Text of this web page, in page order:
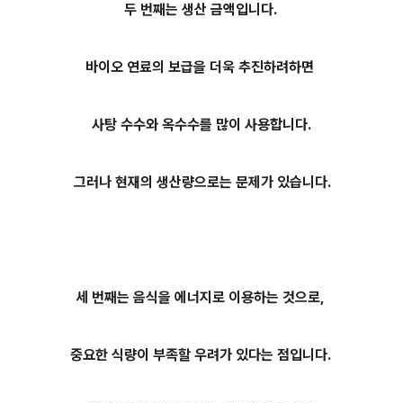
두 번째는 생산 금액입니다.
바이오 연료의 보급을 더욱 추진하려하면
사탕 수수와 옥수수를 많이 사용합니다.
그러나 현재의 생산량으로는 문제가 있습니다.
세 번째는 음식을 에너지로 이용하는 것으로,
중요한 식량이 부족할 우려가 있다는 점입니다.